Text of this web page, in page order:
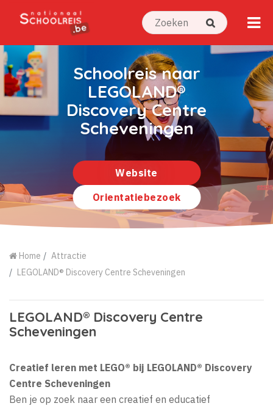
Schoolreis naar
LEGOLAND®
Discovery Centre
Scheveningen
Website
Orientatiebezoek
Home
Attractie
LEGOLAND® Discovery Centre Scheveningen
LEGOLAND® Discovery Centre
Scheveningen
Creatief leren met LEGO® bij LEGOLAND® Discovery
Centre Scheveningen
Ben je op zoek naar een creatief en educatief